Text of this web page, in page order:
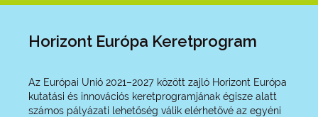
Horizont Európa Keretprogram
Az Európai Unió 2021–2027 között zajló Horizont Európa
kutatási és innovációs keretprogramjának égisze alatt
számos pályázati lehetőség válik elérhetővé az egyéni